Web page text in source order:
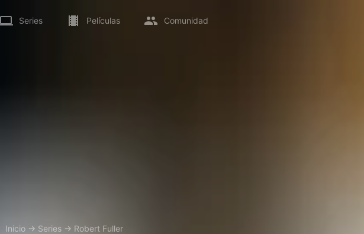
Series Películas Comunidad
Inicio → Series → Robert Fuller